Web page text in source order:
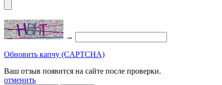
→
Обновить капчу (CAPTCHA)
Ваш отзыв появится на сайте после проверки.
отменить